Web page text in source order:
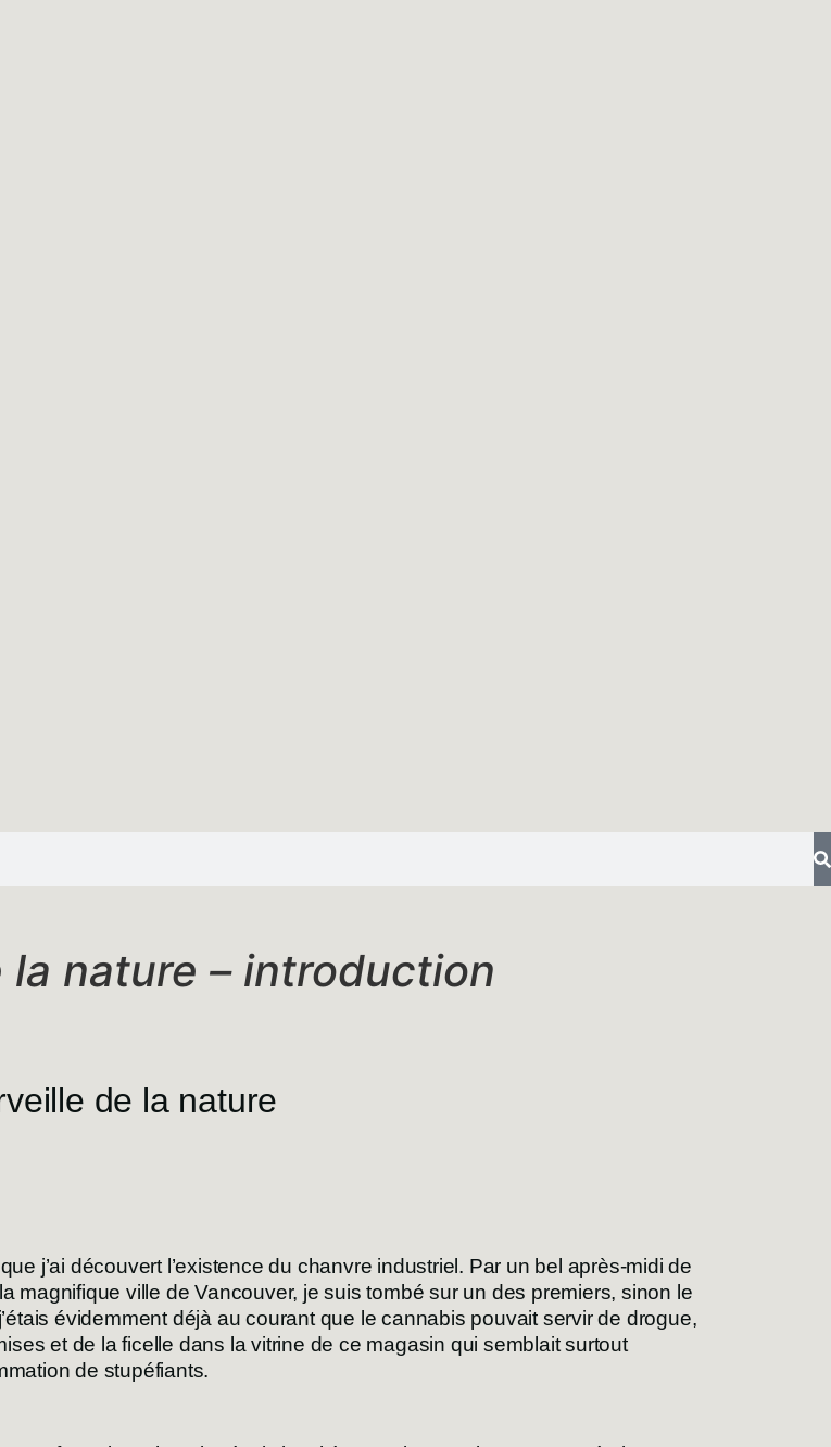
nature – introduction
de la nature
j’ai découvert l’existence du chanvre industriel. Par un bel après-midi de
magnifique ville de Vancouver, je suis tombé sur un des premiers, sinon le
évidemment déjà au courant que le cannabis pouvait servir de drogue,
et de la ficelle dans la vitrine de ce magasin qui semblait surtout
de stupéfiants.